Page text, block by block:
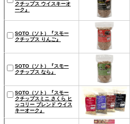
クチップス ウイスキーオ
ーク』
SOTO（ソト）『スモー
クチップス りんご』
SOTO（ソト）『スモー
クチップス なら』
SOTO（ソト）『スモー
クチップスミニ さくら ヒ
ッコリー ブレンド ウイス
キーオーク』